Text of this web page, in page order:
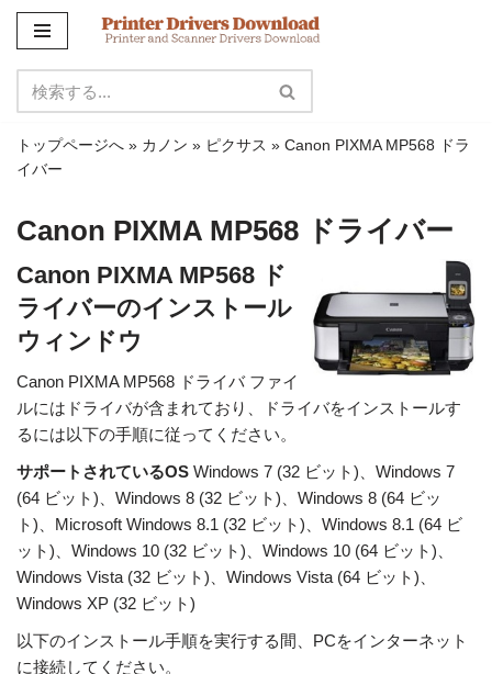
ン
テ
ン
ツ
ス
キ
ッ
プ
トップページへ » カノン » ピクサス » Canon PIXMA MP568 ドラ
イバー
Canon PIXMA MP568 ドライバー
Canon PIXMA MP568 ド
ライバーのインストール
ウィンドウ
Canon PIXMA MP568 ドライバ ファイ
ルにはドライバが含まれており、ドライバをインストールす
るには以下の手順に従ってください。
サポートされているOS Windows 7 (32 ビット)、Windows 7
(64 ビット)、Windows 8 (32 ビット)、Windows 8 (64 ビッ
ト)、Microsoft Windows 8.1 (32 ビット)、Windows 8.1 (64 ビ
ット)、Windows 10 (32 ビット)、Windows 10 (64 ビット)、
Windows Vista (32 ビット)、Windows Vista (64 ビット)、
Windows XP (32 ビット)
以下のインストール手順を実行する間、PCをインターネット
に接続してください。